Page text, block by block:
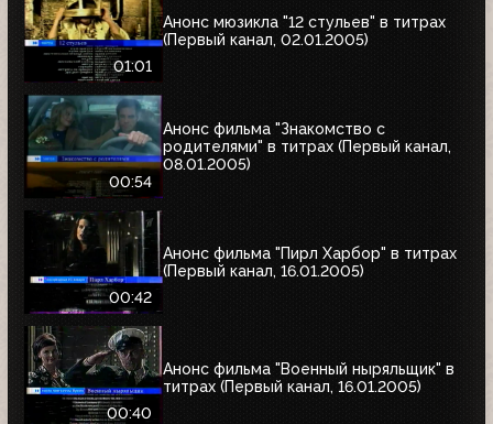
01:01
Анонс мюзикла "12 стульев" в титрах
(Первый канал, 02.01.2005)
00:54
Анонс фильма "Знакомство с
родителями" в титрах (Первый канал,
08.01.2005)
00:42
Анонс фильма "Пирл Харбор" в титрах
(Первый канал, 16.01.2005)
00:40
Анонс фильма "Военный ныряльщик" в
титрах (Первый канал, 16.01.2005)